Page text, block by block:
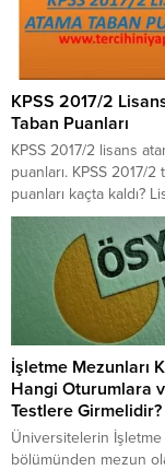
KPSS 2017/2
Taban Puanları
KPSS 2017/2 lisans
puanları. KPSS 2017/2
puanları kaçta kaldı?
mezunları için taban
kaldı? En düşük atama
kapatan lisans bölümü
puanda kaldı? KPSS
atama taban puanlarını
devamında
İşletme Mezunları
Hangi Oturumlara
Testlere Girmelidir?
Üniversitelerin İşletme
bölümünden mezun